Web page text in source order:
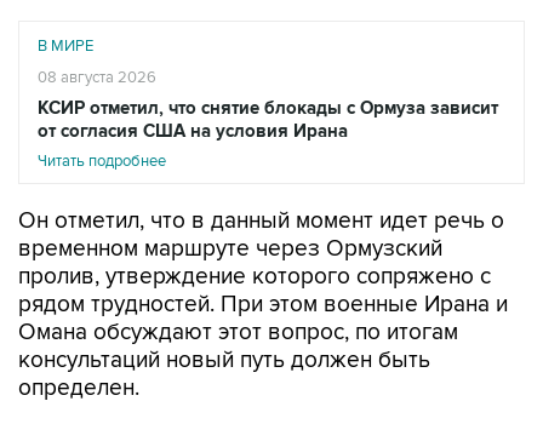
В МИРЕ
08 августа 2026
КСИР отметил, что снятие блокады с Ормуза зависит
от согласия США на условия Ирана
Читать подробнее
Он отметил, что в данный момент идет речь о
временном маршруте через Ормузский
пролив, утверждение которого сопряжено с
рядом трудностей. При этом военные Ирана и
Омана обсуждают этот вопрос, по итогам
консультаций новый путь должен быть
определен.